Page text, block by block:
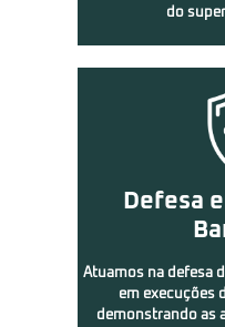
do
Defesa
Atuamos na defesa
em execuções
demonstrando as